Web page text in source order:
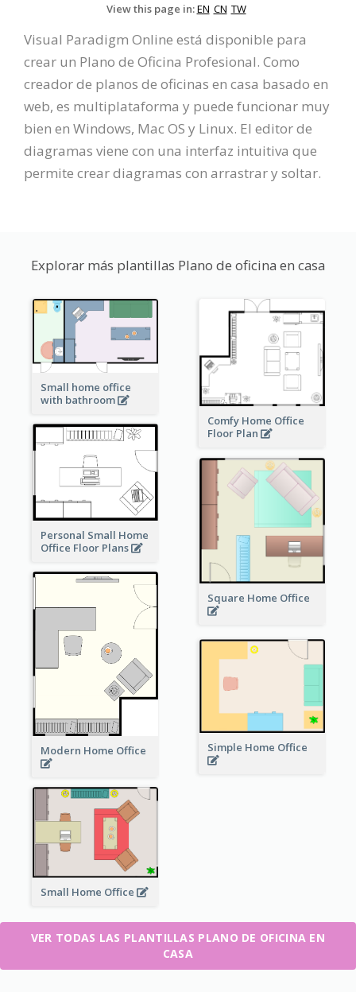
View this page in:EN CN TW
Visual Paradigm Online está disponible para
crear un Plano de Oficina Profesional. Como
creador de planos de oficinas en casa basado en
web, es multiplataforma y puede funcionar muy
bien en Windows, Mac OS y Linux. El editor de
diagramas viene con una interfaz intuitiva que
permite crear diagramas con arrastrar y soltar.
Explorar más plantillas Plano de oficina en casa
Small home office
with bathroom
Comfy Home Office
Floor Plan
Personal Small Home
Office Floor Plans
Square Home Office
Modern Home Office Simple Home Office
Small Home Office
VER TODAS LAS PLANTILLAS PLANO DE OFICINA EN
CASA